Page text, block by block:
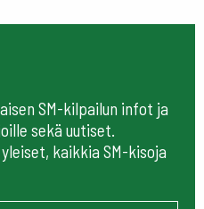
SM-kilpailun infot ja
sekä uutiset.
kaikkia SM-kisoja